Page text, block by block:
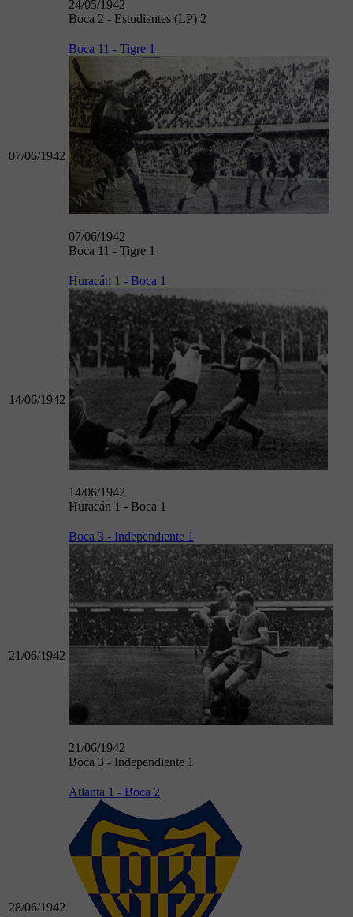
24/05/1942
Boca 2 - Estudiantes (LP) 2
07/06/1942
Boca 11 - Tigre 1
07/06/1942
Boca 11 - Tigre 1
14/06/1942
Huracán 1 - Boca 1
14/06/1942
Huracán 1 - Boca 1
21/06/1942
Boca 3 - Independiente 1
21/06/1942
Boca 3 - Independiente 1
28/06/1942
Atlanta 1 - Boca 2